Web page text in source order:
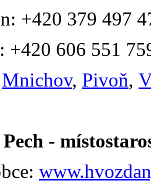
+420 379 497
+420 606 551
Mnichov, Pivoň,
-